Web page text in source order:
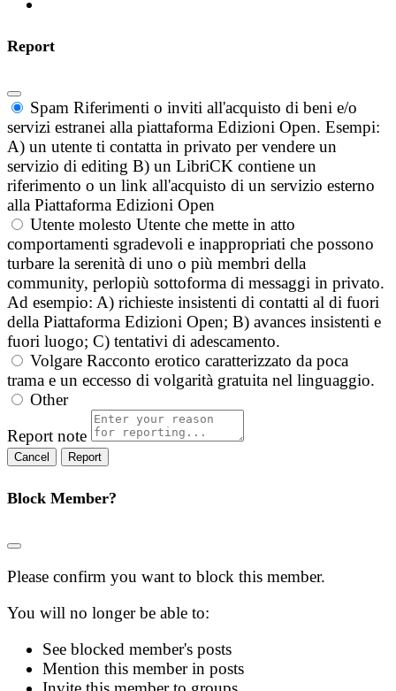
Report
Spam Riferimenti o inviti all'acquisto di beni e/o
servizi estranei alla piattaforma Edizioni Open. Esempi:
A) un utente ti contatta in privato per vendere un
servizio di editing B) un LibriCK contiene un
riferimento o un link all'acquisto di un servizio esterno
alla Piattaforma Edizioni Open
Utente molesto Utente che mette in atto
comportamenti sgradevoli e inappropriati che possono
turbare la serenità di uno o più membri della
community, perlopiù sottoforma di messaggi in privato.
Ad esempio: A) richieste insistenti di contatti al di fuori
della Piattaforma Edizioni Open; B) avances insistenti e
fuori luogo; C) tentativi di adescamento.
Volgare Racconto erotico caratterizzato da poca
trama e un eccesso di volgarità gratuita nel linguaggio.
Other
Report note
Report
Block Member?
Please confirm you want to block this member.
You will no longer be able to:
See blocked member's posts
Mention this member in posts